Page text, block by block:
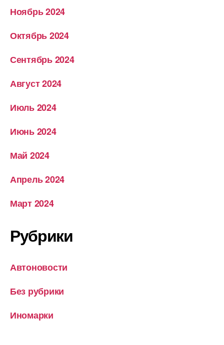
Ноябрь 2024
Октябрь 2024
Сентябрь 2024
Август 2024
Июль 2024
Июнь 2024
Май 2024
Апрель 2024
Март 2024
Рубрики
Автоновости
Без рубрики
Иномарки